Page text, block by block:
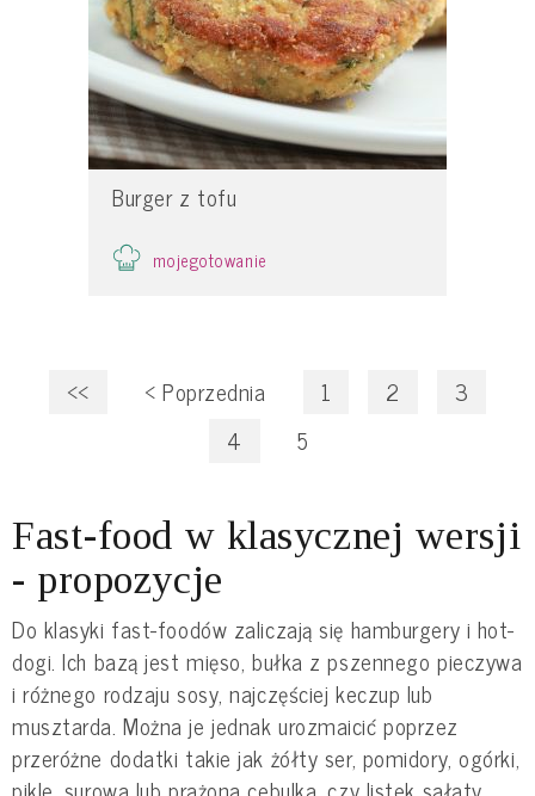
Burger z tofu
mojegotowanie
<< < Poprzednia 1 2
3
4
5
Fast-food w klasycznej wersji
- propozycje
Do klasyki fast-foodów zaliczają się hamburgery i hot-
dogi. Ich bazą jest mięso, bułka z pszennego pieczywa
i różnego rodzaju sosy, najczęściej keczup lub
musztarda. Można je jednak urozmaicić poprzez
przeróżne dodatki takie jak żółty ser, pomidory, ogórki,